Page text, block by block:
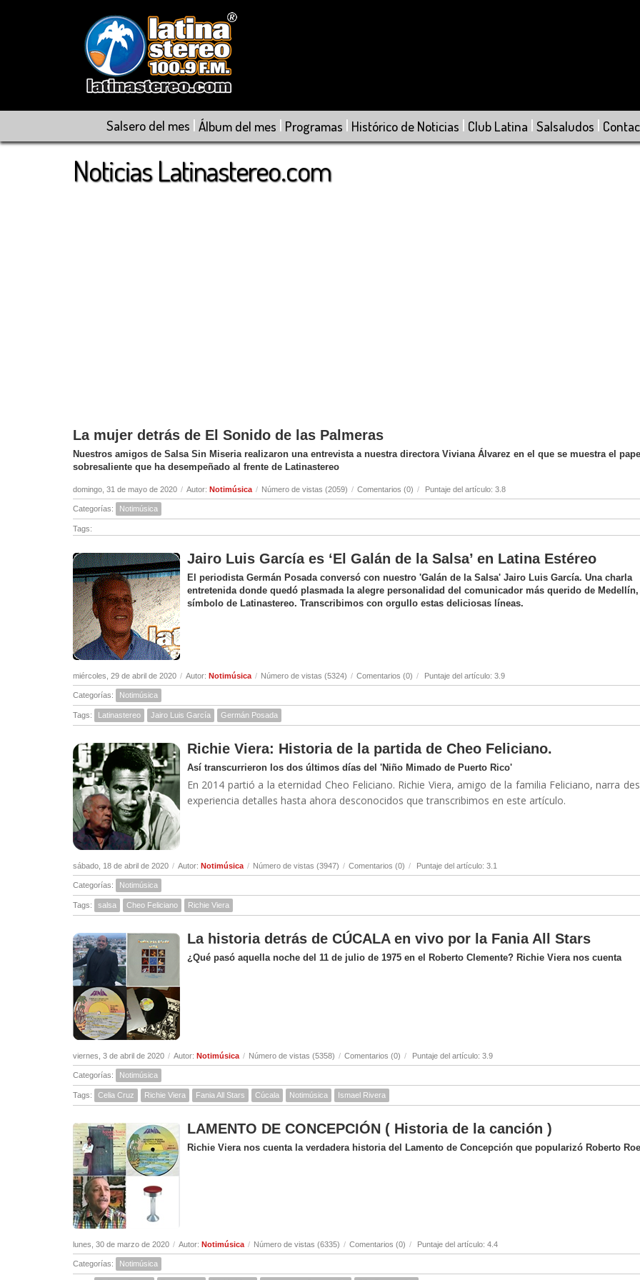
Salsero del mes | Álbum del mes | Programas | Histórico de Noticias | Club Latina | Salsaludos |
Noticias Latinastereo.com
La mujer detrás de El Sonido de las Palmeras
Nuestros amigos de Salsa Sin Miseria realizaron una entrevista a nuestra directora Viviana Álvarez en el que se muestra el
sobresaliente que ha desempeñado al frente de Latinastereo
domingo, 31 de mayo de 2020 / Autor: Notimúsica / Número de vistas (2059) / Comentarios (0) / Puntaje del artículo: 3.8
Categorías: Notimúsica
Tags:
Jairo Luis García es ‘El Galán de la Salsa’ en Latina Estéreo
El periodista Germán Posada conversó con nuestro 'Galán de la Salsa' Jairo Luis García. Una charla
entretenida donde quedó plasmada la alegre personalidad del comunicador más querido de Medellín,
símbolo de Latinastereo. Transcribimos con orgullo estas deliciosas líneas.
miércoles, 29 de abril de 2020 / Autor: Notimúsica / Número de vistas (5324) / Comentarios (0) / Puntaje del artículo: 3.9
Categorías: Notimúsica
Tags: Latinastereo Jairo Luis García Germán Posada
Richie Viera: Historia de la partida de Cheo Feliciano.
Así transcurrieron los dos últimos días del 'Niño Mimado de Puerto Rico'
En 2014 partió a la eternidad Cheo Feliciano. Richie Viera, amigo de la familia Feliciano, narra
experiencia detalles hasta ahora desconocidos que transcribimos en este artículo.
sábado, 18 de abril de 2020 / Autor: Notimúsica / Número de vistas (3947) / Comentarios (0) / Puntaje del artículo: 3.1
Categorías: Notimúsica
Tags: salsa Cheo Feliciano Richie Viera
La historia detrás de CÚCALA en vivo por la Fania All Stars
¿Qué pasó aquella noche del 11 de julio de 1975 en el Roberto Clemente? Richie Viera nos cuenta
viernes, 3 de abril de 2020 / Autor: Notimúsica / Número de vistas (5358) / Comentarios (0) / Puntaje del artículo: 3.9
Categorías: Notimúsica
Tags: Celia Cruz Richie Viera Fania All Stars Cúcala Notimúsica Ismael Rivera
LAMENTO DE CONCEPCIÓN ( Historia de la canción )
Richie Viera nos cuenta la verdadera historia del Lamento de Concepción que popularizó Roberto
lunes, 30 de marzo de 2020 / Autor: Notimúsica / Número de vistas (6335) / Comentarios (0) / Puntaje del artículo: 4.4
Categorías: Notimúsica